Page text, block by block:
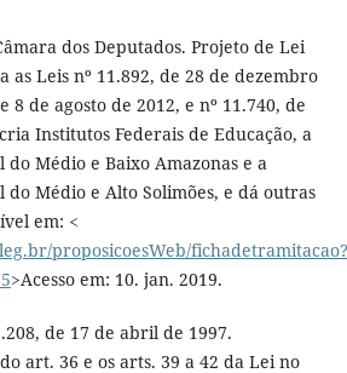
dos Deputados. Projeto de Lei
as Leis nº 11.892, de 28 de dezembro
8 de agosto de 2012, e nº 11.740, de
Institutos Federais de Educação, a
Médio e Baixo Amazonas e a
Médio e Alto Solimões, e dá outras
em: <
proposicoesWeb/fichadetramitacao?
>Acesso em: 10. jan. 2019.
de 17 de abril de 1997.
art. 36 e os arts. 39 a 42 da Lei no